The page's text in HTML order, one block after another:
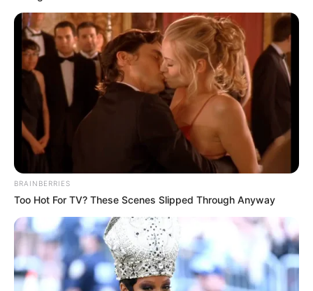
BRAINBERRIES
Too Hot For TV? These Scenes Slipped Through Anyway